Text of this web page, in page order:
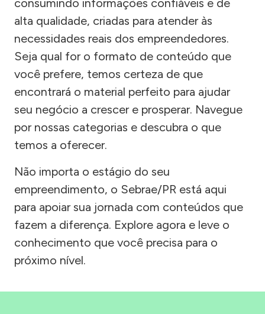
consumindo informações confiáveis e de
alta qualidade, criadas para atender às
necessidades reais dos empreendedores.
Seja qual for o formato de conteúdo que
você prefere, temos certeza de que
encontrará o material perfeito para ajudar
seu negócio a crescer e prosperar. Navegue
por nossas categorias e descubra o que
temos a oferecer.
Não importa o estágio do seu
empreendimento, o Sebrae/PR está aqui
para apoiar sua jornada com conteúdos que
fazem a diferença. Explore agora e leve o
conhecimento que você precisa para o
próximo nível.